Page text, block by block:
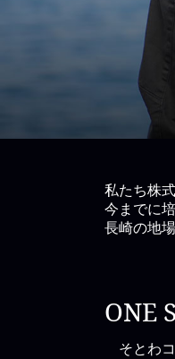
私たち株
今までに
長崎の地
ONE
そとわコ